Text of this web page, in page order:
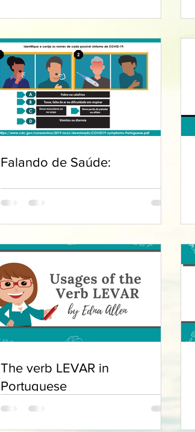
Falando de Saúde:
The verb LEVAR in
Portuguese